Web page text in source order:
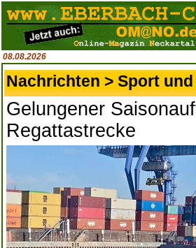
08.08.2026
Nachrichten > Sport
Gelungener
Regattastrecke